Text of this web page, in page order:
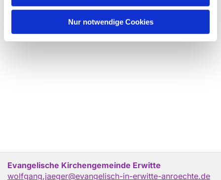
Nur notwendige Cookies
Evangelische Kirchengemeinde Erwitte
wolfgang.jaeger@evangelisch-in-erwitte-anroechte.de